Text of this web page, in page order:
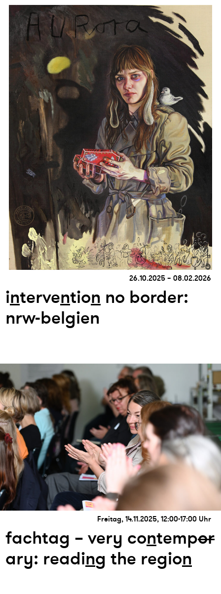
26.10.2025 – 08.02.2026
intervention no border:
nrw-belgien
Freitag, 14.11.2025, 12:00-17:00 Uhr
fachtag – very contempor
ary: reading the region